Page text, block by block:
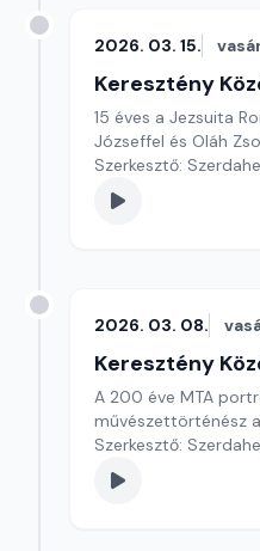
2026. 03. 15.
Keresztény
15 éves a Jezsuita
Józseffel és Oláh
Szerkesztő:
2026. 03. 08.
Keresztény
A 200 éve MTA
művészettörténész
Szerkesztő: